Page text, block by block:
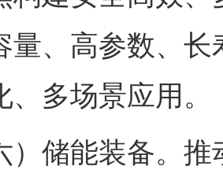
量、高参数、
多场景应用。
能装备。推